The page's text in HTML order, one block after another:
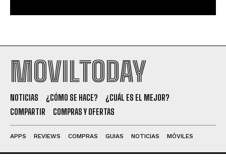
MOVILTODAY
NOTICIAS ¿CÓMO SE HACE?
¿CUÁL ES EL MEJOR?
COMPARTIR
COMPRAS Y OFERTAS
APPS REVIEWS COMPRAS GUIAS NOTICIAS MÓVILES